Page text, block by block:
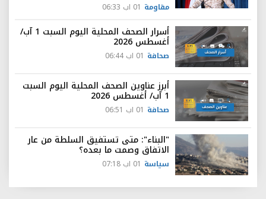
مقاومة 01 اب 06:33
أسرار الصحف المحلية اليوم السبت 1 آب/
أغسطس 2026
صحافة 01 اب 06:44
أبرز عناوين الصحف المحلية اليوم السبت
1 آب/ أغسطس 2026
صحافة 01 اب 06:51
"البناء": متى تستفيق السلطة من عار
الاتفاق وصمت ما بعده؟
سياسة 01 اب 07:18